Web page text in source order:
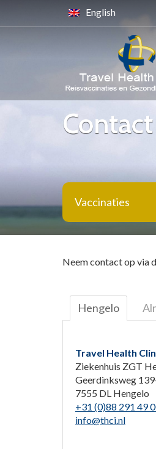
English
Contact
Vaccinaties
Neem contact op via
Hengelo
Travel Health
Ziekenhuis ZGT
Geerdinksweg
7555 DL Hengelo
+31 (0)88 291 49
info@thci.nl